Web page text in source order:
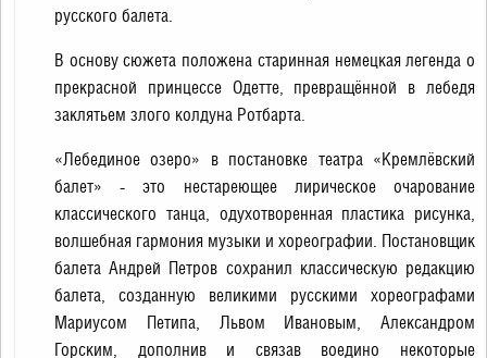
русского балета.
В основу сюжета положена старинная немецкая легенда о
прекрасной принцессе Одетте, превращённой в лебедя
заклятьем злого колдуна Ротбарта.
«Лебединое озеро» в постановке театра «Кремлёвский
балет» - это нестареющее лирическое очарование
классического танца, одухотворенная пластика рисунка,
волшебная гармония музыки и хореографии. Постановщик
балета Андрей Петров сохранил классическую редакцию
балета, созданную великими русскими хореографами
Мариусом Петипа, Львом Ивановым, Александром
Горским, дополнив и связав воедино некоторые